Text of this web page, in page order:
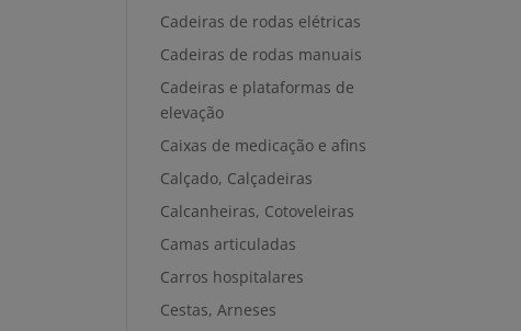
Cadeiras de rodas elétricas
Cadeiras de rodas manuais
Cadeiras e plataformas de
elevação
Caixas de medicação e afins
Calçado, Calçadeiras
Calcanheiras, Cotoveleiras
Camas articuladas
Carros hospitalares
Cestas, Arneses